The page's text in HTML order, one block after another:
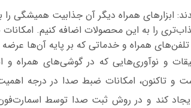
ابزارهای همراه دیگر آن جذابیت همیشگی را
را به این محصولات اضافه کنیم.
همراه و خدماتی که بر پایه‌ آن‌ها
و نوآوری‌‌هایی که در گوشی‌های همراه و
و تاکنون، امکانات ضبط صدا در درجه
کند و در روش ثبت صدا توسط